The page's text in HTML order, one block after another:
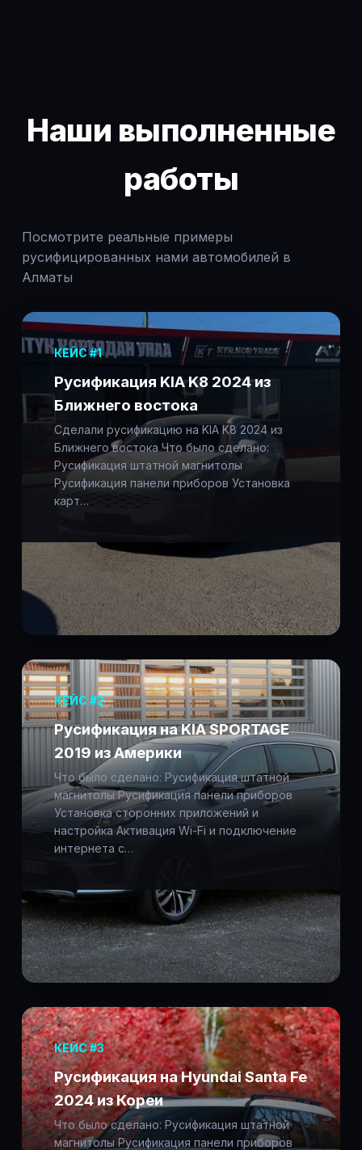
Наши выполненные
работы
Посмотрите реальные примеры
русифицированных нами автомобилей в
Алматы
КЕЙС #1
Русификация KIA K8 2024 из
Ближнего востока
Сделали русификацию на KIA K8 2024 из
Ближнего востока Что было сделано:
Русификация штатной магнитолы
Русификация панели приборов Установка
карт…
КЕЙС #2
Русификация на KIA SPORTAGE
2019 из Америки
Что было сделано: Русификация штатной
магнитолы Русификация панели приборов
Установка сторонних приложений и
настройка Активация Wi-Fi и подключение
интернета с…
КЕЙС #3
Русификация на Hyundai Santa Fe
2024 из Кореи
Что было сделано: Русификация штатной
магнитолы Русификация панели приборов